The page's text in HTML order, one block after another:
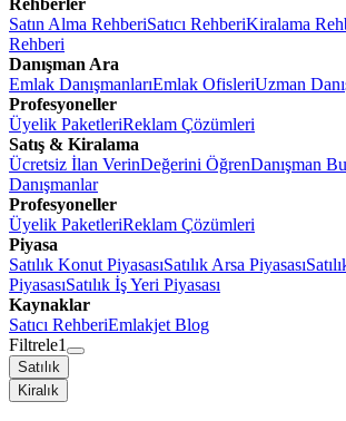
Rehberler
Satın Alma RehberiSatıcı RehberiKiralama
Rehberi
Danışman Ara
Emlak DanışmanlarıEmlak OfisleriUzman
Profesyoneller
Üyelik PaketleriReklam Çözümleri
Satış & Kiralama
Ücretsiz İlan VerinDeğerini ÖğrenDanışman
Danışmanlar
Profesyoneller
Üyelik PaketleriReklam Çözümleri
Piyasa
Satılık Konut PiyasasıSatılık Arsa Piyasası
PiyasasıSatılık İş Yeri Piyasası
Kaynaklar
Satıcı RehberiEmlakjet Blog
Filtrele1
Satılık
Kiralık